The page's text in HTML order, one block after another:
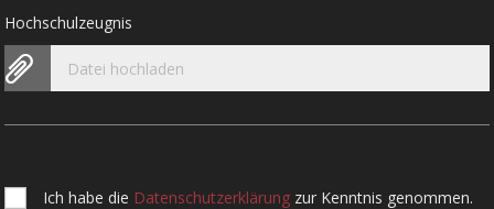
Hochschulzeugnis
Datei hochladen
Ich habe die Datenschutzerklärung zur Kenntnis genommen.